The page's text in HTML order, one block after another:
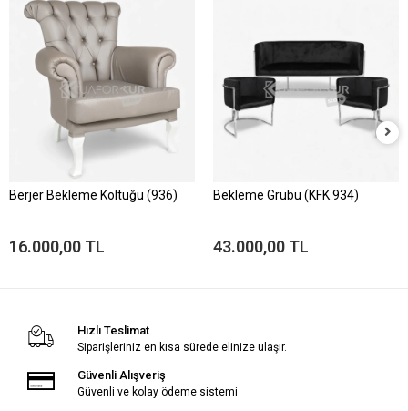
Berjer Bekleme Koltuğu (936)
16.000,00 TL
Bekleme Grubu (KFK 934)
43.000,00 TL
Hızlı Teslimat
Siparişleriniz en kısa sürede elinize ulaşır.
Güvenli Alışveriş
Güvenli ve kolay ödeme sistemi